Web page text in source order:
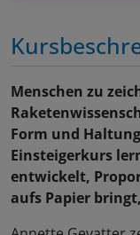
Menschen zu
Form und
Einsteigerkurs
entwickelt,
aufs Papier